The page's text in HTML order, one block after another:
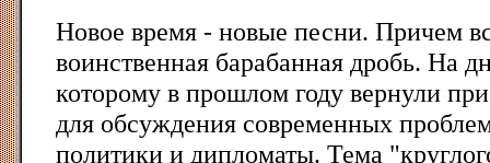
Новое время - новые песни. Причем
воинственная барабанная дробь. На
которому в прошлом году вернули
для обсуждения современных
политики и дипломаты. Тема